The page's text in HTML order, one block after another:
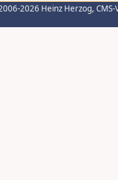
2026 Heinz Herzog,